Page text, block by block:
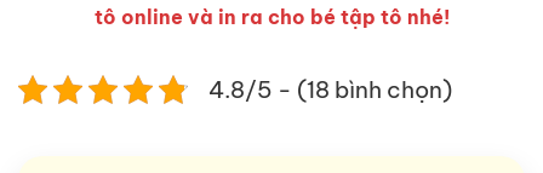
tô online và in ra cho bé tập tô nhé!
4.8/5 - (18 bình chọn)